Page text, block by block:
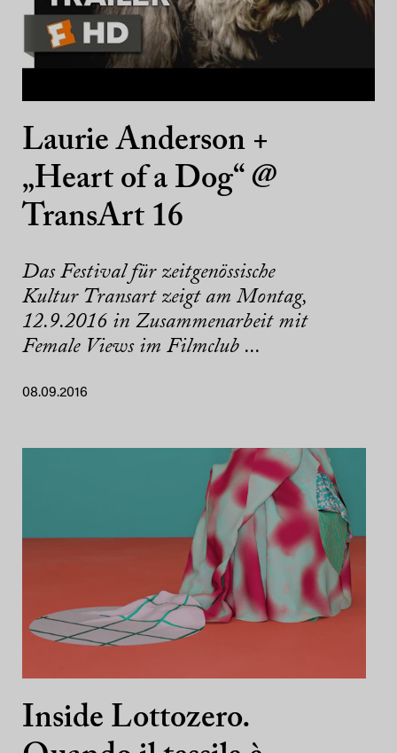
Laurie Anderson +
„Heart of a Dog“ @
TransArt 16
Das Festival für zeitgenössische
Kultur Transart zeigt am Montag,
12.9.2016 in Zusammenarbeit mit
Female Views im Filmclub ...
08.09.2016
Inside Lottozero.